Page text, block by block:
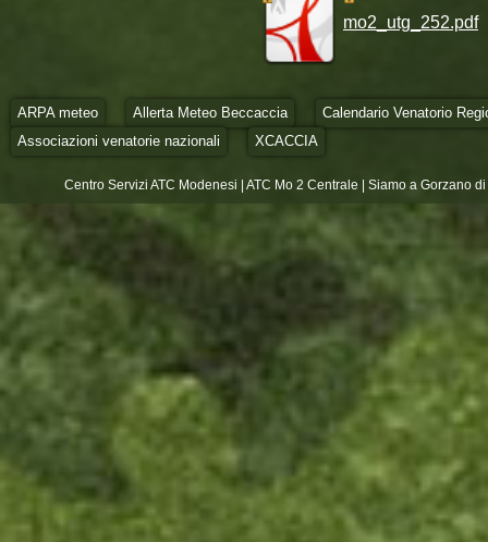
mo2_utg_252.pdf
ARPA meteo Allerta Meteo Beccaccia
Calendario Venatorio
Associazioni venatorie nazionali
XCACCIA
Centro Servizi ATC Modenesi | ATC Mo 2 Centrale | Siamo a Gorzano